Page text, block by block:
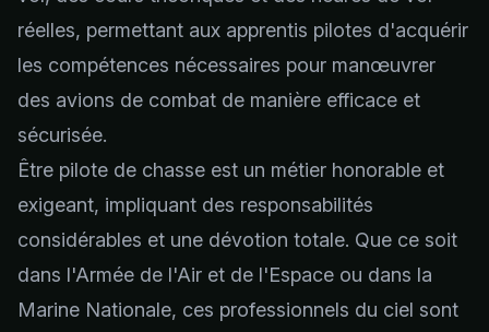
réelles, permettant aux apprentis pilotes d'acquérir
les compétences nécessaires pour manœuvrer
des avions de combat de manière efficace et
sécurisée.
Être pilote de chasse est un métier honorable et
exigeant, impliquant des responsabilités
considérables et une dévotion totale. Que ce soit
dans l'Armée de l'Air et de l'Espace ou dans la
Marine Nationale, ces professionnels du ciel sont